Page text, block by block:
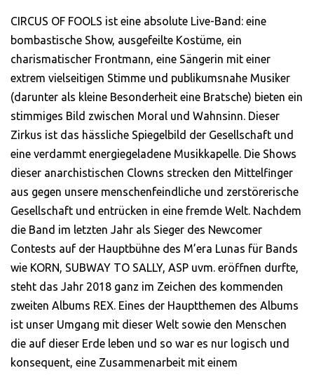
Schaut echt gut aus
und ist auch sicher
und mal was
als immer nur
diese Bandshirts.
Jonas H.
CIRCUS OF FOOLS ist eine absolute Live-Band: eine
bombastische Show, ausgefeilte Kostüme, ein
charismatischer Frontmann, eine Sängerin mit einer
extrem vielseitigen Stimme und publikumsnahe Musiker
(darunter als kleine Besonderheit eine Bratsche) bieten ein
stimmiges Bild zwischen Moral und Wahnsinn. Dieser
Zirkus ist das hässliche Spiegelbild der Gesellschaft und
eine verdammt energiegeladene Musikkapelle. Die Shows
dieser anarchistischen Clowns strecken den Mittelfinger
aus gegen unsere menschenfeindliche und zerstörerische
Gesellschaft und entrücken in eine fremde Welt. Nachdem
die Band im letzten Jahr als Sieger des Newcomer
Contests auf der Hauptbühne des M’era Lunas für Bands
wie KORN, SUBWAY TO SALLY, ASP uvm. eröffnen durfte,
steht das Jahr 2018 ganz im Zeichen des kommenden
zweiten Albums REX. Eines der Hauptthemen des Albums
ist unser Umgang mit dieser Welt sowie den Menschen
die auf dieser Erde leben und so war es nur logisch und
konsequent, eine Zusammenarbeit mit einem